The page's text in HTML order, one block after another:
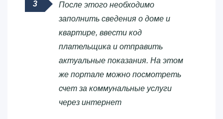
После этого необходимо
заполнить сведения о доме и
квартире, ввести код
плательщика и отправить
актуальные показания. На этом
же портале можно посмотреть
счет за коммунальные услуги
через интернет